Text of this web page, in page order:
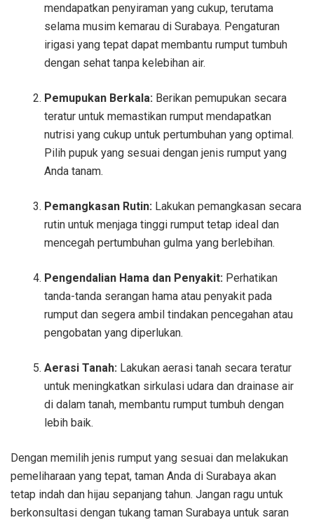
mendapatkan penyiraman yang cukup, terutama
selama musim kemarau di Surabaya. Pengaturan
irigasi yang tepat dapat membantu rumput tumbuh
dengan sehat tanpa kelebihan air.
Pemupukan Berkala: Berikan pemupukan secara
teratur untuk memastikan rumput mendapatkan
nutrisi yang cukup untuk pertumbuhan yang optimal.
Pilih pupuk yang sesuai dengan jenis rumput yang
Anda tanam.
Pemangkasan Rutin: Lakukan pemangkasan secara
rutin untuk menjaga tinggi rumput tetap ideal dan
mencegah pertumbuhan gulma yang berlebihan.
Pengendalian Hama dan Penyakit: Perhatikan
tanda-tanda serangan hama atau penyakit pada
rumput dan segera ambil tindakan pencegahan atau
pengobatan yang diperlukan.
Aerasi Tanah: Lakukan aerasi tanah secara teratur
untuk meningkatkan sirkulasi udara dan drainase air
di dalam tanah, membantu rumput tumbuh dengan
lebih baik.
Dengan memilih jenis rumput yang sesuai dan melakukan
pemeliharaan yang tepat, taman Anda di Surabaya akan
tetap indah dan hijau sepanjang tahun. Jangan ragu untuk
berkonsultasi dengan tukang taman Surabaya untuk saran